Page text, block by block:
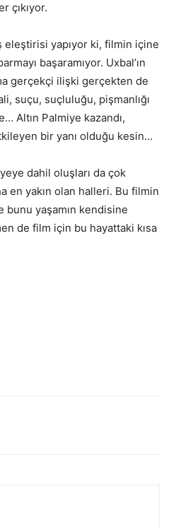
çıkıyor.
eleştirisi yapıyor ki, filmin içine
başaramıyor. Uxbal’ın
gerçekçi ilişki gerçekten de
suçu, suçluluğu, pişmanlığı
Altın Palmiye kazandı,
bir yanı olduğu kesin…
dahil oluşları da çok
en yakın olan halleri. Bu filmin
bunu yaşamın kendisine
de film için bu hayattaki kısa